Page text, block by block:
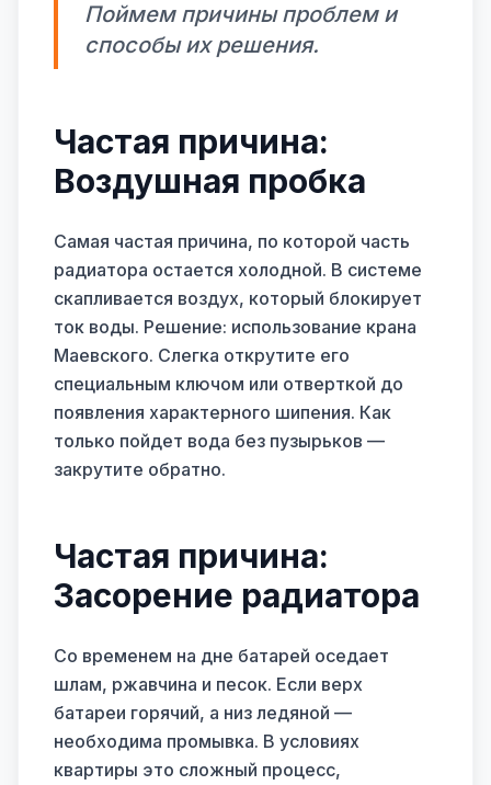
Поймем причины проблем и
способы их решения.
Частая причина:
Воздушная пробка
Самая частая причина, по которой часть
радиатора остается холодной. В системе
скапливается воздух, который блокирует
ток воды. Решение: использование крана
Маевского. Слегка открутите его
специальным ключом или отверткой до
появления характерного шипения. Как
только пойдет вода без пузырьков —
закрутите обратно.
Частая причина:
Засорение радиатора
Со временем на дне батарей оседает
шлам, ржавчина и песок. Если верх
батареи горячий, а низ ледяной —
необходима промывка. В условиях
квартиры это сложный процесс,